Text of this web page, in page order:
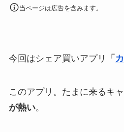
当ページは広告を含みます。
今回はシェア買いアプリ 「
このアプリ。たまに来るキ
が熱い。